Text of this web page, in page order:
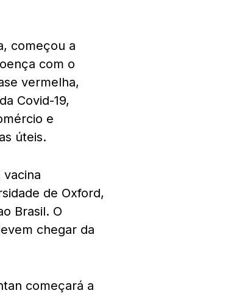
começou a
com o
vermelha,
Covid-19,
e
úteis.
de Oxford,
Brasil. O
chegar da
começará a